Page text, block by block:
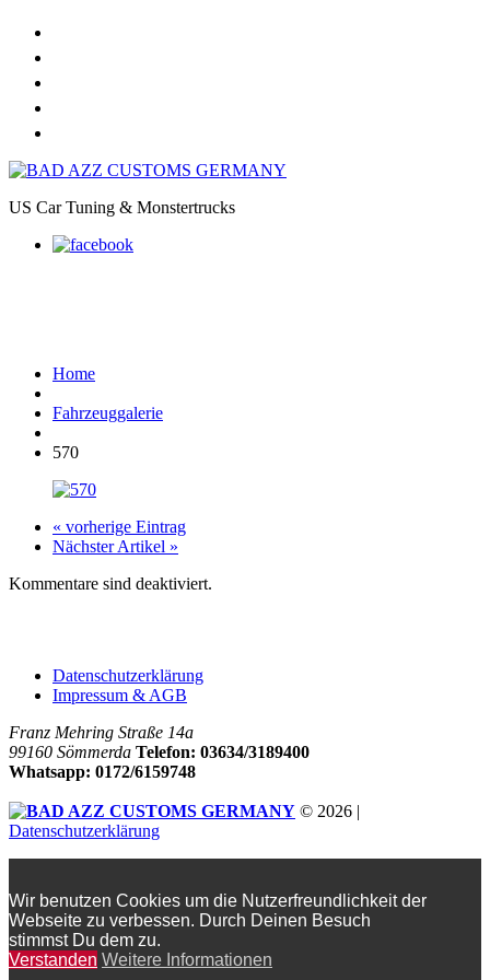
US Car Tuning & Monstertrucks
Home
Fahrzeuggalerie
570
« vorherige Eintrag
Nächster Artikel »
Kommentare sind deaktiviert.
Datenschutzerklärung
Impressum & AGB
Franz Mehring Straße 14a
99160 Sömmerda Telefon: 03634/3189400
Whatsapp: 0172/6159748
© 2026 |
Datenschutzerklärung
Wir benutzen Cookies um die Nutzerfreundlichkeit der
Webseite zu verbessen. Durch Deinen Besuch
stimmst Du dem zu.
Verstanden Weitere Informationen